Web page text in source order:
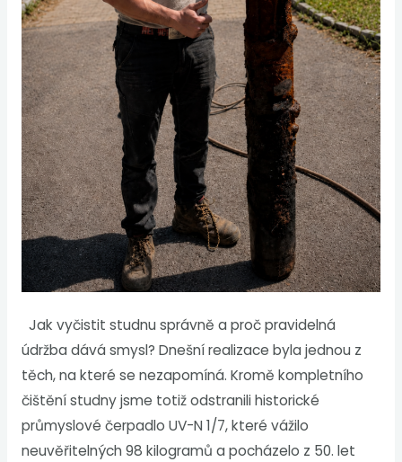
Jak vyčistit studnu správně a proč pravidelná
údržba dává smysl? Dnešní realizace byla jednou z
těch, na které se nezapomíná. Kromě kompletního
čištění studny jsme totiž odstranili historické
průmyslové čerpadlo UV-N 1/7, které vážilo
neuvěřitelných 98 kilogramů a pocházelo z 50. let